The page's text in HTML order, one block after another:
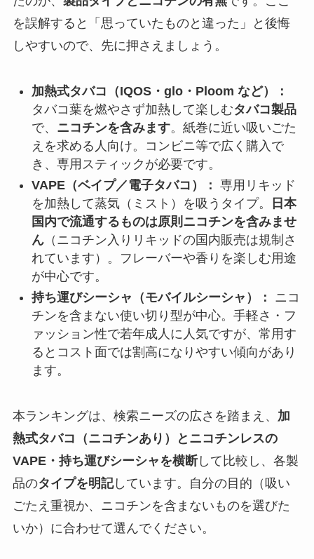
を誤解すると「思っていたものと違った」と後悔
しやすいので、先に押さえましょう。
加熱式タバコ（IQOS・glo・Ploom など）：
タバコ葉を燃やさず加熱して楽しむタバコ製品
で、 ニコチンを含みます。紙巻に近い吸いごた
えを求める人向け。コンビニ等で広く購入で
き、専用スティックが必要です。
VAPE（ベイプ／電子タバコ）： 専用リキッド
を加熱して蒸気（ミスト）を吸うタイプ。
日本
国内で流通するものは原則ニコチンを含みませ
ん（ニコチン入りリキッドの国内販売は規制さ
れています）。フレーバーや香りを楽しむ用途
が中心です。
持ち運びシーシャ（モバイルシーシャ）：
ニコ
チンを含まない使い切り型が中心。手軽さ・フ
ァッション性で若年成人に人気ですが、常用す
るとコスト面では割高になりやすい傾向があり
ます。
本ランキングは、検索ニーズの広さを踏まえ、 加
熱式タバコ（ニコチンあり）とニコチンレスの
VAPE・持ち運びシーシャを横断して比較し、各製
品のタイプを明記しています。自分の目的（吸い
ごたえ重視か、ニコチンを含まないものを選びた
いか）に合わせて選んでください。